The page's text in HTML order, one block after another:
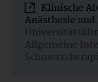
Klinische
Anästhesie
Allgemeine